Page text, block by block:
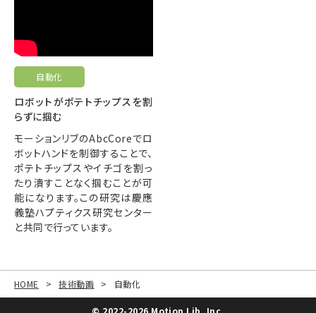
自動化
ロボットがポテトチップスを割
らずに掴む
モーションリブのAbcCoreでロ
ボットハンドを制御することで、
ポテトチップスやイチゴを割っ
たり潰すことなく掴むことが可
能になります。この研究は慶應
義塾ハプティクス研究センター
と共同で行っています。
HOME > 技術動画 > 自動化